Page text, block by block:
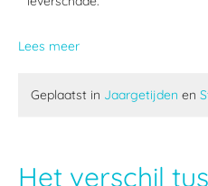
Lees meer
Geplaatst in Jaargetijden en
Het verschil